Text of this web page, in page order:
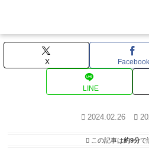
X Facebook
LINE
2024.02.26
この記事は約9分で